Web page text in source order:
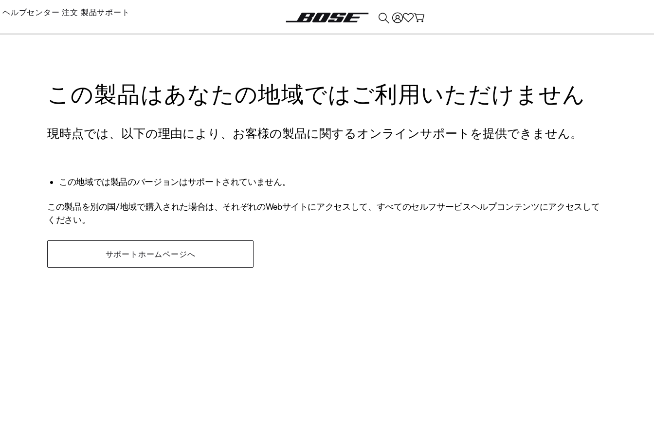
Skip
Main
ヘルプセンター 注文 製品サポート
この製品はあなたの地域ではご利用いただけません
現時点では、以下の理由により、お客様の製品に関するオンラインサポートを提供できません。
この地域では製品のバージョンはサポートされていません。
この製品を別の国/地域で購入された場合は、それぞれのWebサイトにアクセスして、すべてのセルフサービスヘルプコンテンツにアクセスして
ください。
サポートホームページへ